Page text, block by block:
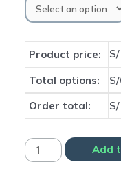
Product price:
Total options:
Order total:
Camiseta
Add